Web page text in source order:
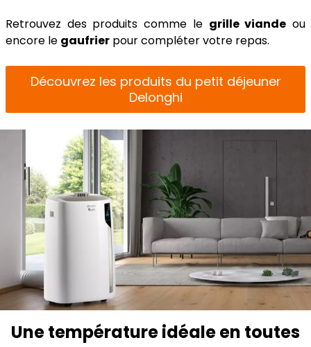
Retrouvez des produits comme le grille viande ou
encore le gaufrier pour compléter votre repas.
Découvrez les produits du petit déjeuner
Delonghi
Une température idéale en toutes